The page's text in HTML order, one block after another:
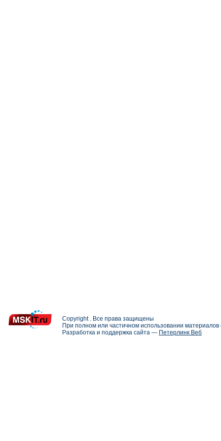
Copyright . Все права защищены
При полном или частичном использовании
Разработка и поддержка сайта — Петерлинк Веб